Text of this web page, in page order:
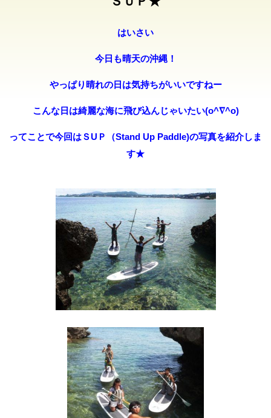
はいさい
今日も晴天の沖縄！
やっぱり晴れの日は気持ちがいいですねー
こんな日は綺麗な海に飛び込んじゃいたい(o^∇^o)
ってことで今回はＳUＰ（Stand Up Paddle)の写真を紹介しま
す★